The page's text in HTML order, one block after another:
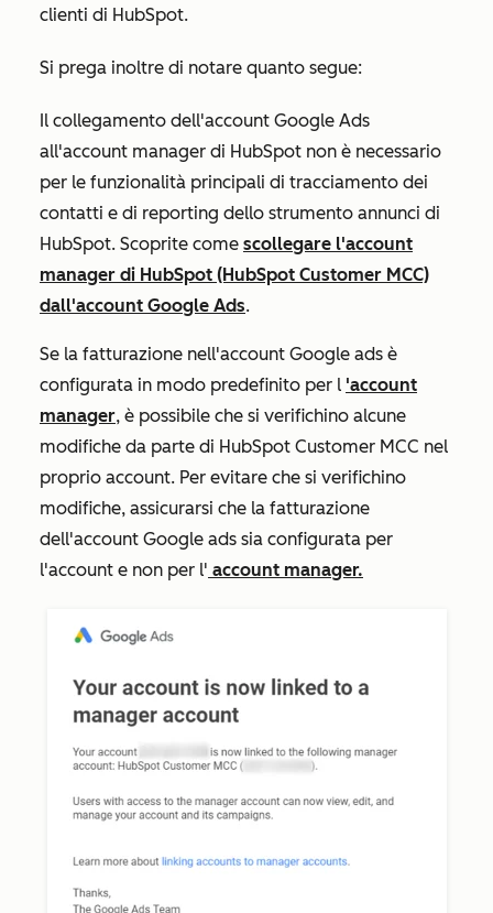
clienti di HubSpot.
Si prega inoltre di notare quanto segue:
Il collegamento dell'account Google Ads
all'account manager di HubSpot non è necessario
per le funzionalità principali di tracciamento dei
contatti e di reporting dello strumento annunci di
HubSpot. Scoprite come scollegare l'account
manager di HubSpot (HubSpot Customer MCC)
dall'account Google Ads.
Se la fatturazione nell'account Google ads è
configurata in modo predefinito per l 'account
manager, è possibile che si verifichino alcune
modifiche da parte di HubSpot Customer MCC nel
proprio account. Per evitare che si verifichino
modifiche, assicurarsi che la fatturazione
dell'account Google ads sia configurata per
l'account e non per l' account manager.